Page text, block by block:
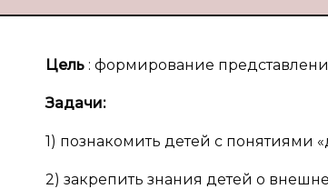
Цель : формирование
Задачи:
1) познакомить детей с понятиями
2) закрепить знания детей о